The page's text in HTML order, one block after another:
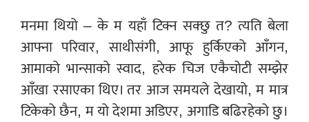
मनमा थियो – के म यहाँ टिक्न सक्छु त? त्यति बेला
आफ्ना परिवार, साथीसंगी, आफू हुर्किएको आँगन,
आमाको भान्साको स्वाद, हरेक चिज एकैचोटी सम्झेर
आँखा रसाएका थिए। तर आज समयले देखायो, म मात्र
टिकेको छैन, म यो देशमा अडिएर, अगाडि बढिरहेको छु।